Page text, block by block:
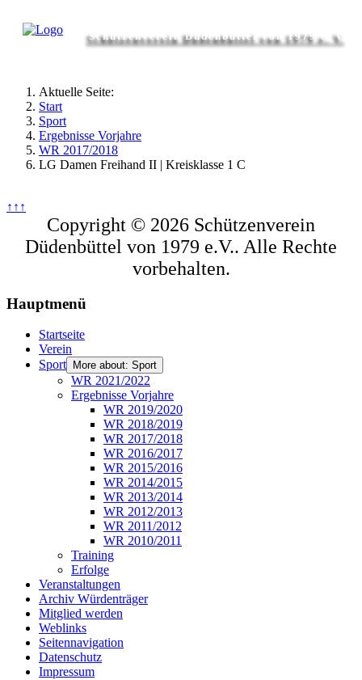
Schützenverein Düdenbüttel von 1979 e. V.
Aktuelle Seite:
Start
Sport
Ergebnisse Vorjahre
WR 2017/2018
LG Damen Freihand II | Kreisklasse 1 C
↑↑↑
Copyright © 2026 Schützenverein
Düdenbüttel von 1979 e.V.. Alle Rechte
vorbehalten.
Hauptmenü
Startseite
Verein
Sport
More about: Sport
WR 2021/2022
Ergebnisse Vorjahre
WR 2019/2020
WR 2018/2019
WR 2017/2018
WR 2016/2017
WR 2015/2016
WR 2014/2015
WR 2013/2014
WR 2012/2013
WR 2011/2012
WR 2010/2011
Training
Erfolge
Veranstaltungen
Archiv Würdenträger
Mitglied werden
Weblinks
Seitennavigation
Datenschutz
Impressum